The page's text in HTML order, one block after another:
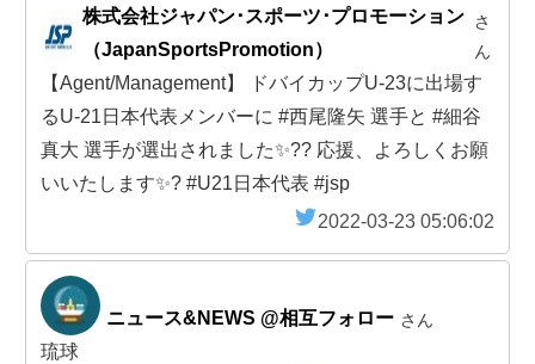
株式会社ジャパン･スポーツ･プロモーション
（JapanSportsPromotion）
さ
ん
【Agent/Management】 ドバイカップU-23に出場す
るU-21日本代表メンバーに #西尾隆矢 選手と #細谷
真大 選手が選出されました✨️?? 応援、よろしくお願
いいたします✨️? #U21日本代表 #jsp
2022-03-23 05:06:02
ニュース&NEWS @相互フォロー さん
琉球